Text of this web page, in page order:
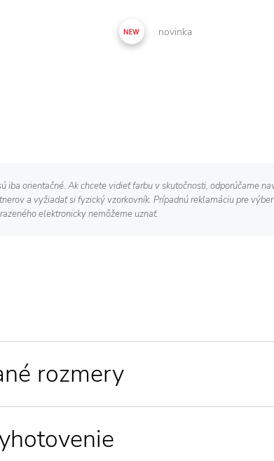
novinka
iba orientačné. Ak chcete vidieť farbu v skutočnosti, odporúčame
a vyžiadať si fyzický vzorkovník. Prípadnú reklamáciu pre
elektronicky nemôžeme uznať.
rozmery